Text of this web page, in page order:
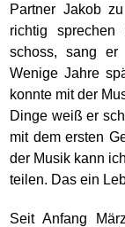
Partner Jakob
richtig
schoss, sang er
Wenige Jahre
konnte mit der
Dinge weiß er
mit dem ersten
der Musik kann
teilen. Das ein
Seit Anfang